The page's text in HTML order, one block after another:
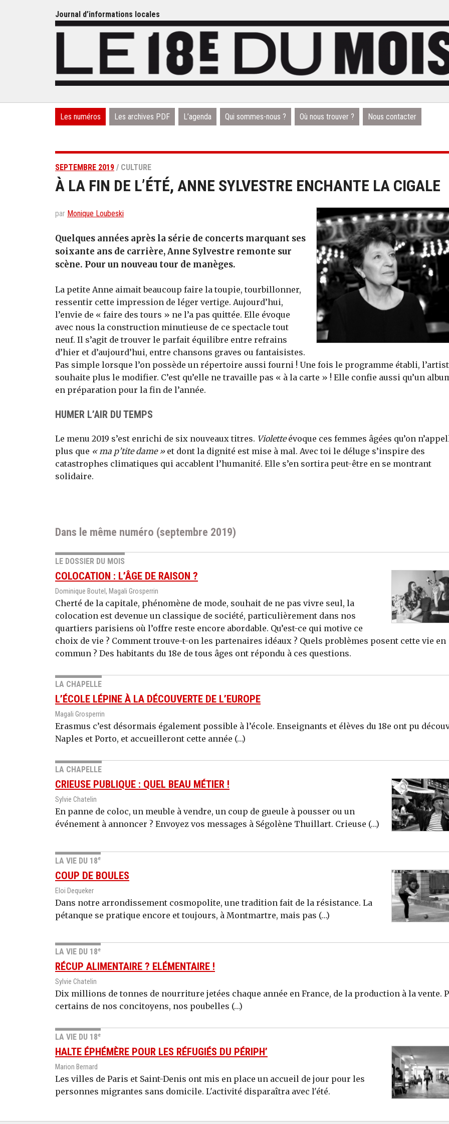
Journal d’informations locales
Les numéros Les archives PDF L’agenda Qui sommes-nous ? Où nous trouver ? Nous contacter
SEPTEMBRE 2019 / CULTURE
À LA FIN DE L’ÉTÉ, ANNE SYLVESTRE ENCHANTE LA CIGALE
par Monique Loubeski
Quelques années après la série de concerts marquant ses
soixante ans de carrière, Anne Sylvestre remonte sur
scène. Pour un nouveau tour de manèges.
La petite Anne aimait beaucoup faire la toupie, tourbillonner,
ressentir cette impression de léger vertige. Aujourd’hui,
l’envie de « faire des tours » ne l’a pas quittée. Elle évoque
avec nous la construction minutieuse de ce spectacle tout
neuf. Il s’agit de trouver le parfait équilibre entre refrains
d’hier et d’aujourd’hui, entre chansons graves ou fantaisistes.
Pas simple lorsque l’on possède un répertoire aussi fourni ! Une fois le programme établi,
souhaite plus le modifier. C’est qu’elle ne travaille pas « à la carte » ! Elle confie aussi qu’un
en préparation pour la fin de l’année.
HUMER L’AIR DU TEMPS
Le menu 2019 s’est enrichi de six nouveaux titres. Violetteévoque ces femmes âgées qu’on
plus que « ma p’tite dame »et dont la dignité est mise à mal. Avec toi le déluge s’inspire des
catastrophes climatiques qui accablent l’humanité. Elle s’en sortira peut-être en se montrant
solidaire.
Dans le même numéro (septembre 2019)
LE DOSSIER DU MOIS
COLOCATION : L’ÂGE DE RAISON ?
Dominique Boutel, Magali Grosperrin
Cherté de la capitale, phénomène de mode, souhait de ne pas vivre seul, la
colocation est devenue un classique de société, particulièrement dans nos
quartiers parisiens où l’offre reste encore abordable. Qu’est-ce qui motive ce
choix de vie ? Comment trouve-t-on les partenaires idéaux ? Quels problèmes posent cette vie en
commun ? Des habitants du 18e de tous âges ont répondu à ces questions.
LA CHAPELLE
L’ÉCOLE LÉPINE À LA DÉCOUVERTE DE L’EUROPE
Magali Grosperrin
Erasmus c’est désormais également possible à l’école. Enseignants et élèves du 18e ont pu
Naples et Porto, et accueilleront cette année (…)
LA CHAPELLE
CRIEUSE PUBLIQUE : QUEL BEAU MÉTIER !
Sylvie Chatelin
En panne de coloc, un meuble à vendre, un coup de gueule à pousser ou un
événement à annoncer ? Envoyez vos messages à Ségolène Thuillart. Crieuse (…)
LA VIE DU 18e
COUP DE BOULES
Eloi Dequeker
Dans notre arrondissement cosmopolite, une tradition fait de la résistance. La
pétanque se pratique encore et toujours, à Montmartre, mais pas (…)
LA VIE DU 18e
RÉCUP ALIMENTAIRE ? ELÉMENTAIRE !
Sylvie Chatelin
Dix millions de tonnes de nourriture jetées chaque année en France, de la production à la vente.
certains de nos concitoyens, nos poubelles (…)
LA VIE DU 18e
HALTE ÉPHÉMÈRE POUR LES RÉFUGIÉS DU PÉRIPH’
Marion Bernard
Les villes de Paris et Saint-Denis ont mis en place un accueil de jour pour les
personnes migrantes sans domicile. L'activité disparaîtra avec l'été.